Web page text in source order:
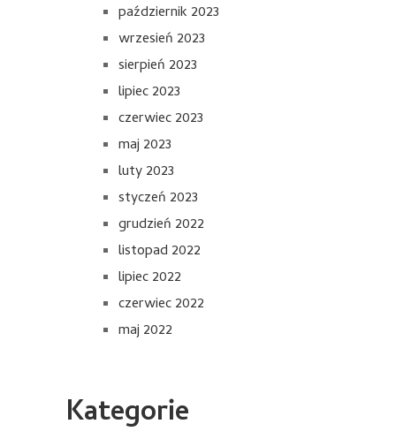
październik 2023
wrzesień 2023
sierpień 2023
lipiec 2023
czerwiec 2023
maj 2023
luty 2023
styczeń 2023
grudzień 2022
listopad 2022
lipiec 2022
czerwiec 2022
maj 2022
Kategorie